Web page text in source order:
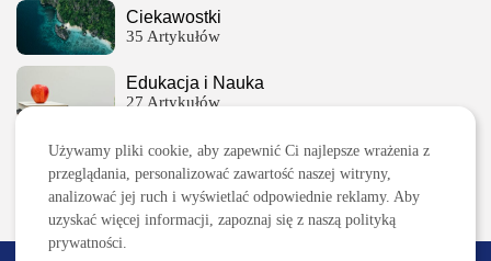
Ciekawostki
35 Artykułów
Edukacja i Nauka
27 Artykułów
Zoologia/Rolnictwo/Leśnictwo
24 Artykułów
Używamy pliki cookie, aby zapewnić Ci najlepsze wrażenia z
przeglądania, personalizować zawartość naszej witryny,
analizować jej ruch i wyświetlać odpowiednie reklamy. Aby
uzyskać więcej informacji, zapoznaj się z naszą polityką
prywatności.